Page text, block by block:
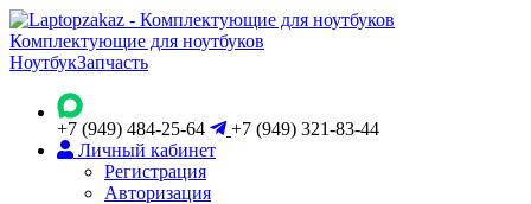
Комплектующие для ноутбуков
НоутбукЗапчасть
+7 (949) 484-25-64
+7 (949) 321-83-44
Личный кабинет
Регистрация
Авторизация